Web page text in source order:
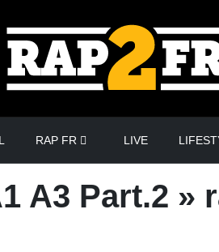
RAP FR LIVE
A3 Part.2